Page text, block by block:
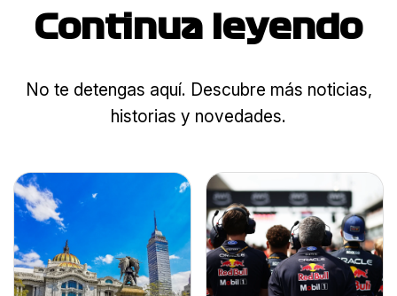
Continua leyendo
No te detengas aquí. Descubre más noticias,
historias y novedades.